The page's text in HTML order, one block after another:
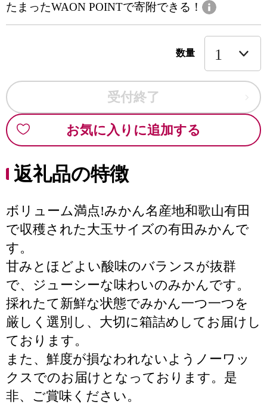
たまったWAON POINTで寄附できる！
数量
受付終了
お気に入りに追加する
返礼品の特徴
ボリューム満点!みかん名産地和歌山有田
で収穫された大玉サイズの有田みかんで
す。
甘みとほどよい酸味のバランスが抜群
で、ジューシーな味わいのみかんです。
採れたて新鮮な状態でみかん一つ一つを
厳しく選別し、大切に箱詰めしてお届けし
ております。
また、鮮度が損なわれないようノーワッ
クスでのお届けとなっております。是
非、ご賞味ください。